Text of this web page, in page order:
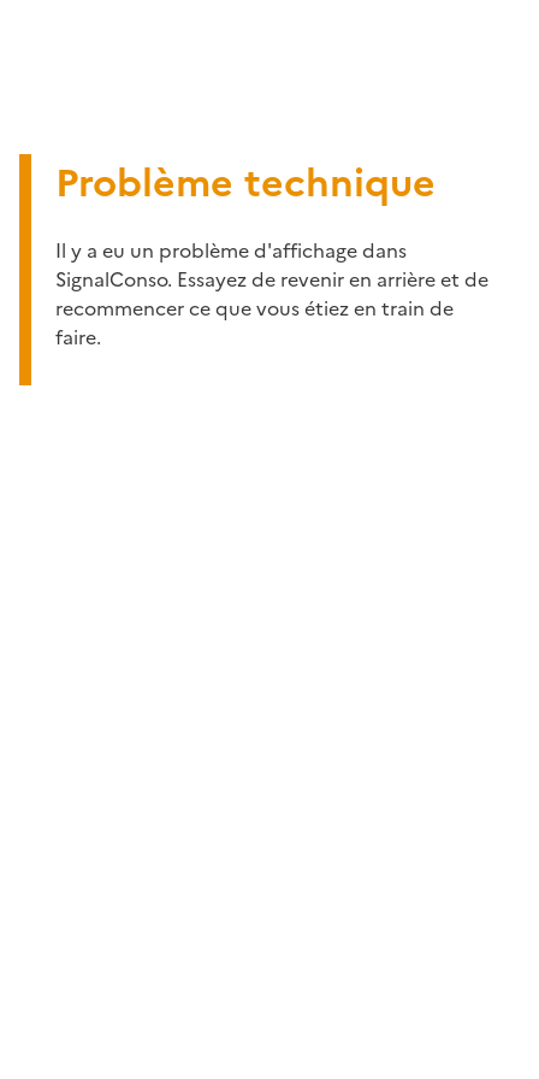
Problème technique
Il y a eu un problème d'affichage dans
SignalConso. Essayez de revenir en arrière et de
recommencer ce que vous étiez en train de
faire.